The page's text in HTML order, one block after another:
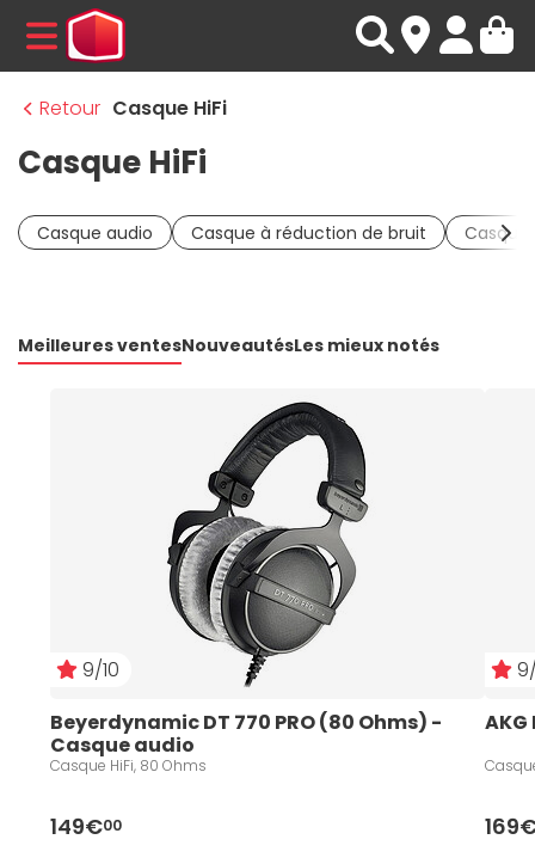
MENU
Retour Casque HiFi
Casque HiFi
Casque audio Casque à réduction de bruit Casque
Meilleures ventesNouveautésLes mieux notés
9/10
Beyerdynamic DT 770 PRO (80 Ohms) -
Casque audio
Casque HiFi, 80 Ohms
149€00